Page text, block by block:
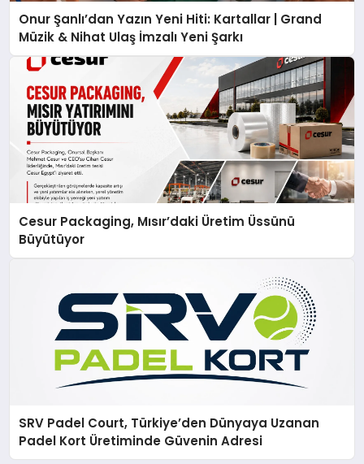
Onur Şanlı’dan Yazın Yeni Hiti: Kartallar | Grand
Müzik & Nihat Ulaş İmzalı Yeni Şarkı
Cesur Packaging, Mısır’daki Üretim Üssünü
Büyütüyor
SRV Padel Court, Türkiye’den Dünyaya Uzanan
Padel Kort Üretiminde Güvenin Adresi